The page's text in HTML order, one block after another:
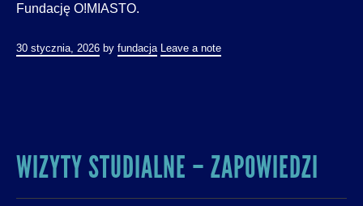
Fundację O!MIASTO.
30 stycznia, 2026 by fundacja Leave a note
WIZYTY STUDIALNE – ZAPOWIEDZI